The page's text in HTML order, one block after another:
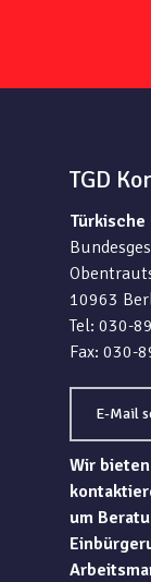
TGD
Türkische
10963
Tel: 030-
Fax: 030-
E-Mail
Wir
um